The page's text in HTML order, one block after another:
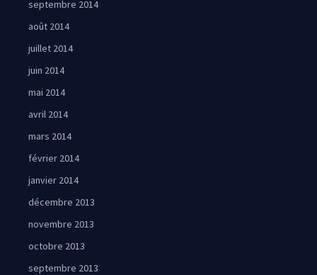
septembre 2014
août 2014
juillet 2014
juin 2014
mai 2014
avril 2014
mars 2014
février 2014
janvier 2014
décembre 2013
novembre 2013
octobre 2013
septembre 2013